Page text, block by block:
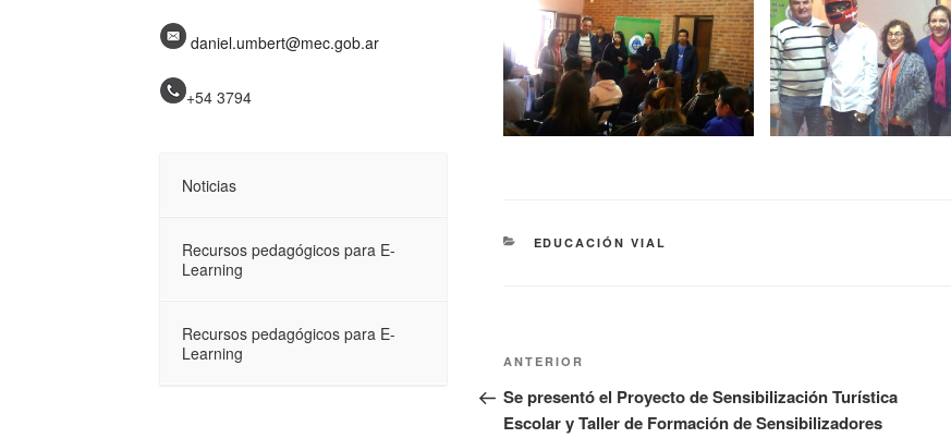
EDUCACIÓN VIAL
ANTERIOR
Se presentó el Proyecto de Sensibilización Turística
Escolar y Taller de Formación de Sensibilizadores
daniel.umbert@mec.gob.ar
+54 3794
Noticias
Recursos pedagógicos para E-
Learning
Recursos pedagógicos para E-
Learning